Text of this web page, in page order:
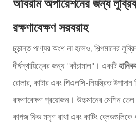
অবিরাম অপারেশনের জন্য
রক্ষণাবেক্ষণ সরবরাহ
চূড়ান্ত পণ্যের অংশ না হলেও, শিল্পমানের
দীর্ঘস্থায়িত্বের জন্য "কাঁচামাল"। একটি
রোলার, কাটার এবং পিএলসি-নিয়ন্ত্রিত উপাদান
রক্ষণাবেক্ষণ প্রয়োজন। উচ্চমানের মেশিন
কাগজ ফিড মসৃণ রাখা এবং কাটিং ব্লেডগুলিকে